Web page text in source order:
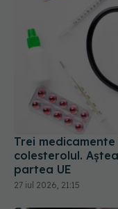
Trei
colesterolul.
partea UE
27 iul 2026, 21:15